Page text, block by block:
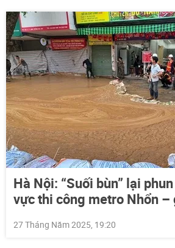
Hà Nội: “Suối bùn” lại
vực thi công metro Nhổn –
27 Tháng Năm 2025, 19:20